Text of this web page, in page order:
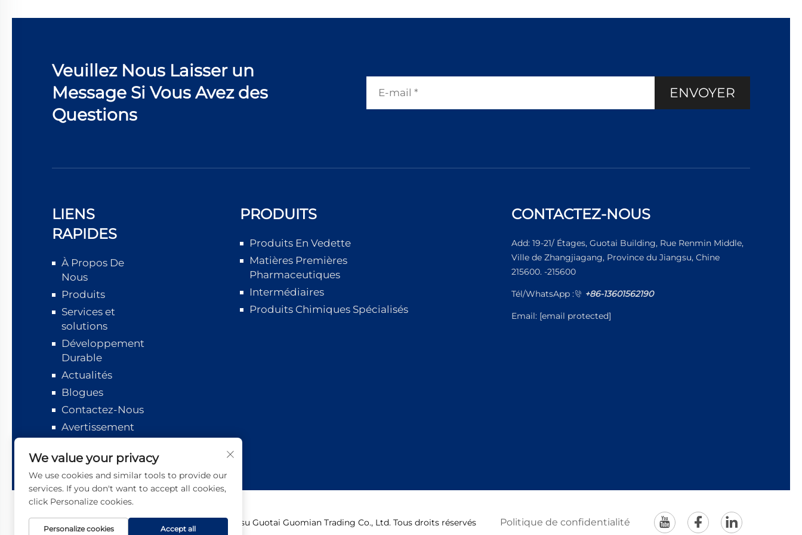
Veuillez Nous Laisser un
Message Si Vous Avez des
Questions
ENVOYER
LIENS
RAPIDES
À Propos De
Nous
Produits
Services et
solutions
Développement
Durable
Actualités
Blogues
Contactez-Nous
Avertissement
PRODUITS
Produits En Vedette
Matières Premières
Pharmaceutiques
Intermédiaires
Produits Chimiques Spécialisés
CONTACTEZ-NOUS
Add: 19-21/ Étages, Guotai Building, Rue Renmin Middle,
Ville de Zhangjiagang, Province du Jiangsu, Chine
215600. -215600
Tél/WhatsApp : +86-13601562190
Email: [email protected]
Copyright © 2026 Jiangsu Guotai Guomian Trading Co., Ltd. Tous droits réservés Politique de confidentialité
We value your privacy
We use cookies and similar tools to provide our
services. If you don't want to accept all cookies,
click Personalize cookies.
Personalize cookies Accept all